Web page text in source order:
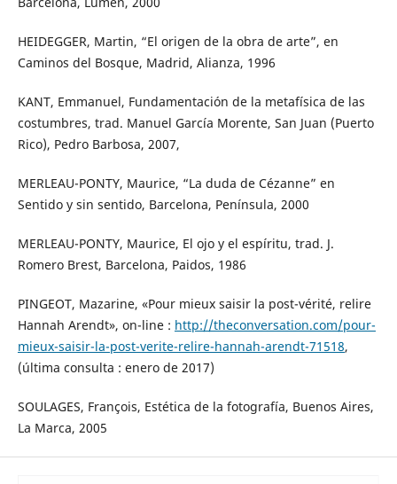
HEIDEGGER, Martin, “El origen de la obra de arte”, en
Caminos del Bosque, Madrid, Alianza, 1996
KANT, Emmanuel, Fundamentación de la metafísica de las
costumbres, trad. Manuel García Morente, San Juan (Puerto
Rico), Pedro Barbosa, 2007,
MERLEAU-PONTY, Maurice, “La duda de Cézanne” en
Sentido y sin sentido, Barcelona, Península, 2000
MERLEAU-PONTY, Maurice, El ojo y el espíritu, trad. J.
Romero Brest, Barcelona, Paidos, 1986
PINGEOT, Mazarine, «Pour mieux saisir la post-vérité, relire
Hannah Arendt», on-line : http://theconversation.com/pour-
mieux-saisir-la-post-verite-relire-hannah-arendt-71518,
(última consulta : enero de 2017)
SOULAGES, François, Estética de la fotografía, Buenos Aires,
La Marca, 2005